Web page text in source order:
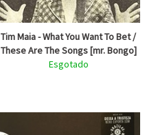
Tim Maia - What You Want To Bet /
These Are The Songs [mr. Bongo]
Esgotado